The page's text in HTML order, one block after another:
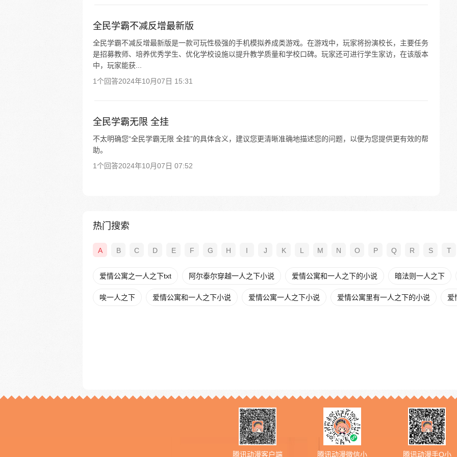
全民学霸不减反增最新版
全民学霸不减反增最新版是一款可玩性极强的手机模拟养成类游戏。在游戏中，玩家将扮演校长，主要任务
是招募教师、培养优秀学生、优化学校设施以提升教学质量和学校口碑。玩家还可进行学生家访，在该版本
中，玩家能获...
1个回答2024年10月07日 15:31
全民学霸无限 全挂
不太明确您“全民学霸无限 全挂”的具体含义，建议您更清晰准确地描述您的问题，以便为您提供更有效的帮
助。
1个回答2024年10月07日 07:52
热门搜索
A B C D E F G H I J K L M N O P Q R S T
爱情公寓之一人之下txt 阿尔泰尔穿越一人之下小说 爱情公寓和一人之下的小说 暗法则一人之下
唉一人之下 爱情公寓和一人之下小说 爱情公寓一人之下小说 爱情公寓里有一人之下的小说 爱
腾讯动漫客户端 腾讯动漫微信小 腾讯动漫手Q小